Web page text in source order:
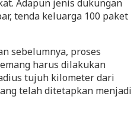
Adapun jenis dukungan
tenda keluarga 100 paket
sebelumnya, proses
harus dilakukan
tujuh kilometer dari
telah ditetapkan menjadi